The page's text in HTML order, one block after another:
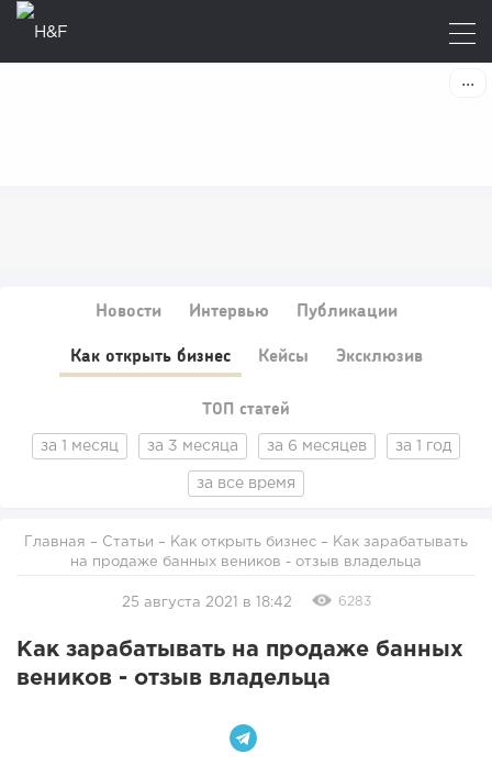
Новости Интервью Публикации
Как открыть бизнес Кейсы Эксклюзив
ТОП статей
за 1 месяц за 3 месяца за 6 месяцев за 1 год
за все время
Главная – Статьи – Как открыть бизнес
на продаже банных веников - отзыв владельца
25 августа 2021 в 18:42 6283
Как зарабатывать на продаже банных
веников - отзыв владельца